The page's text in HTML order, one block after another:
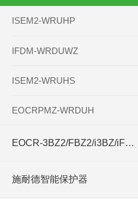
ISEM2-WRUHP
IFDM-WRDUWZ
ISEM2-WRUHS
EOCRPMZ-WRDUH
EOCR-3BZ2/FBZ2/i3BZ/iFBZ
施耐德智能保护器